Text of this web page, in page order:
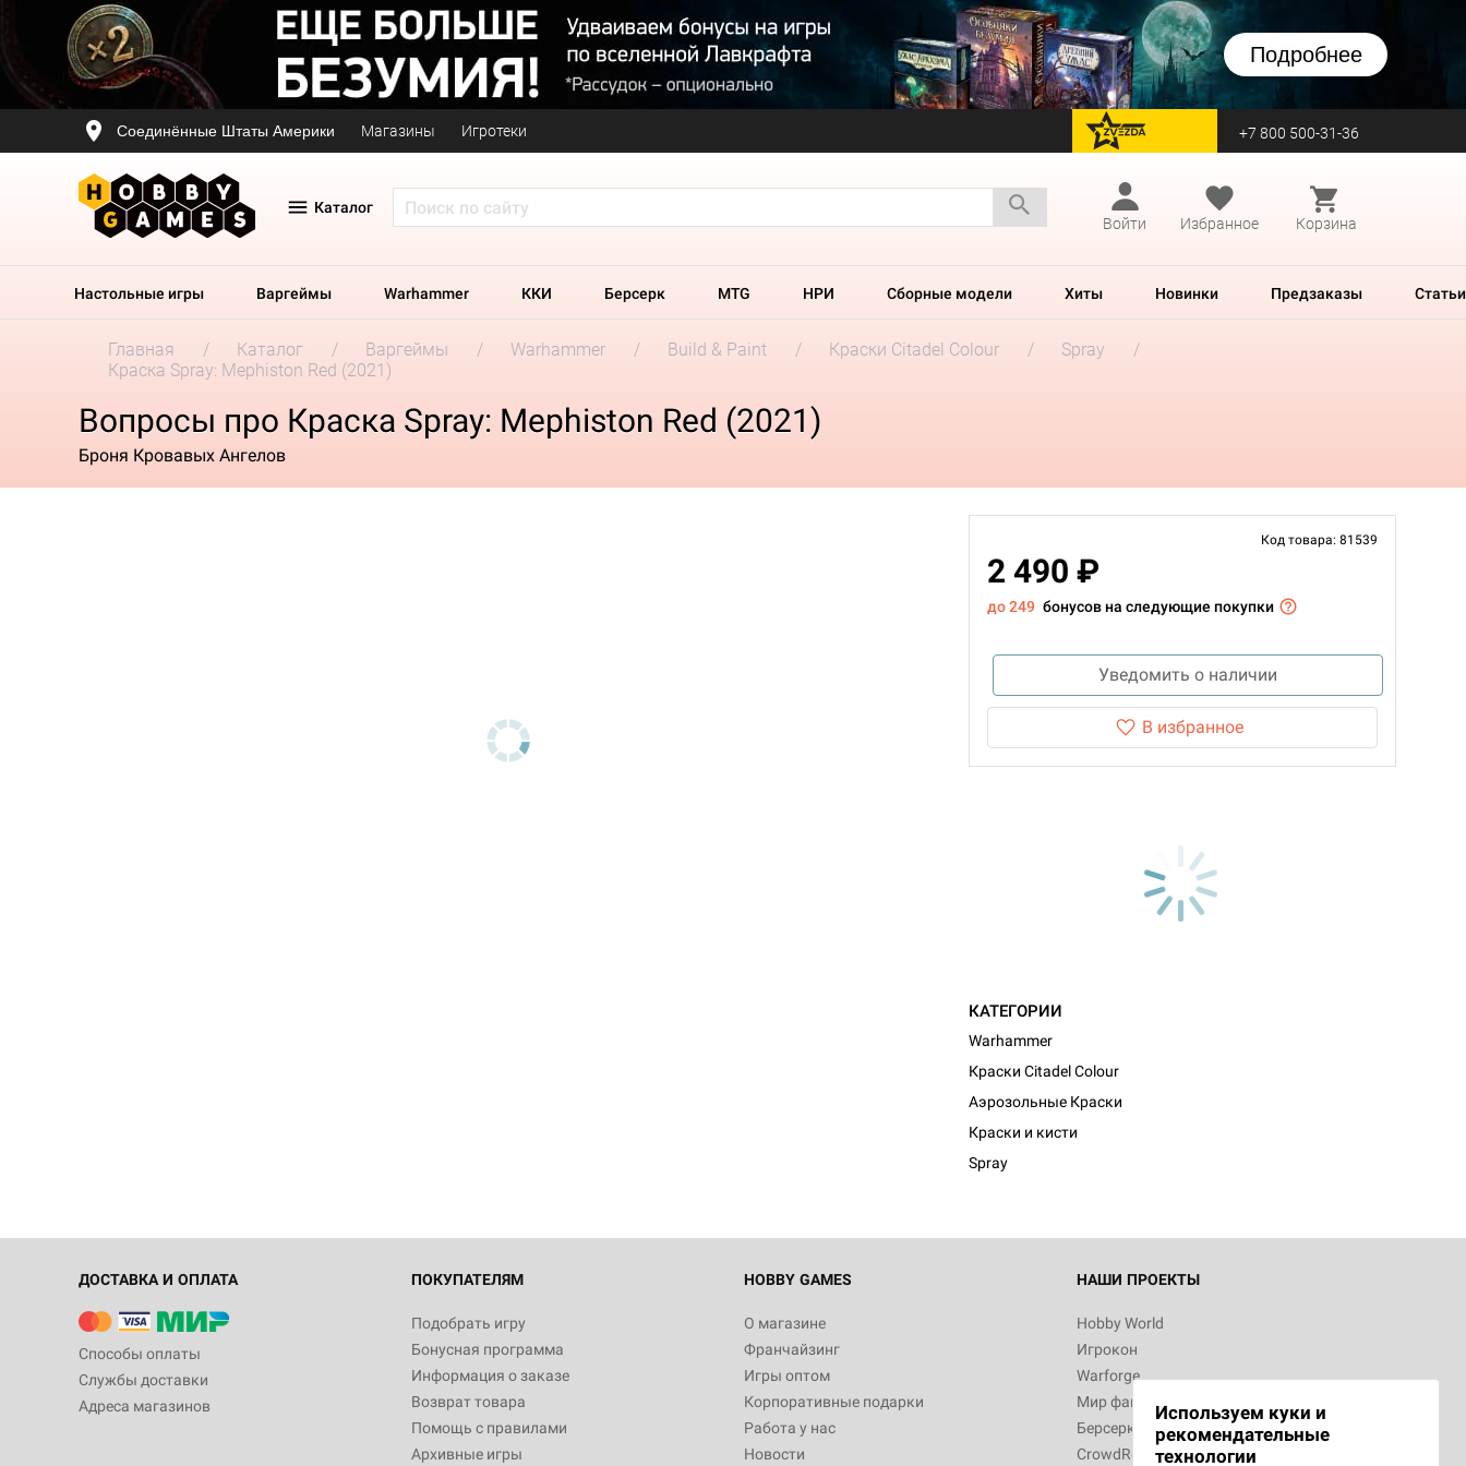
Подробнее
Соединённые Штаты Америки Магазины Игротеки перейти на Zvezda +7 800 500-31-36
Каталог
Войти
Избранное Корзина
Настольные игры Варгеймы Warhammer ККИ Берсерк MTG НРИ Сборные модели Хиты Новинки Предзаказы Статьи
Главная Каталог Варгеймы Warhammer Build & Paint Краски Citadel Colour
Spray
Краска Spray: Mephiston Red (2021)
Вопросы про Краска Spray: Mephiston Red (2021)
Броня Кровавых Ангелов
Код товара: 81539
2 490 ₽
до 249 бонусов на следующие покупки
Уведомить о наличии
В избранное
КАТЕГОРИИ
Warhammer
Краски Citadel Colour
Аэрозольные Краски
Краски и кисти
Spray
ДОСТАВКА И ОПЛАТА
Способы оплаты
Службы доставки
Адреса магазинов
ПОКУПАТЕЛЯМ
Подобрать игру
Бонусная программа
Информация о заказе
Возврат товара
Помощь с правилами
Архивные игры
HOBBY GAMES
О магазине
Франчайзинг
Игры оптом
Корпоративные подарки
Работа у нас
Новости
НАШИ ПРОЕКТЫ
Hobby World
Игрокон
Warforge
Мир фантастики
Берсерк
CrowdRepublic
Используем куки и
рекомендательные
технологии